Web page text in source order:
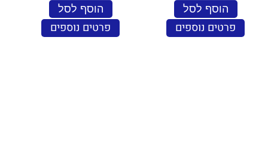
הוסף לסל
פרטים נוספים
הוסף לסל
פרטים נוספים